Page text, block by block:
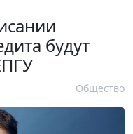
будут
Общество